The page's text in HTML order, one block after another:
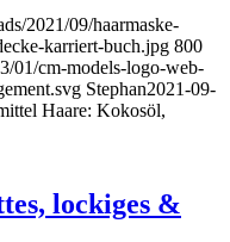
2021/09/haarmaske-
karriert-buch.jpg 800
01/cm-models-logo-web-
Stephan2021-09-
Haare: Kokosöl,
lockiges &